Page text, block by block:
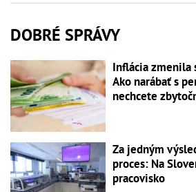
DOBRÉ SPRÁVY
Inflácia zmenila
Ako narábať s
nechcete
Za jedným
proces: Na
pracovisko